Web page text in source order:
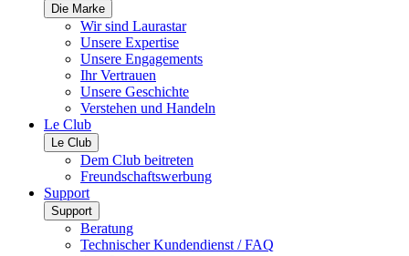
Die Marke
Wir sind Laurastar
Unsere Expertise
Unsere Engagements
Ihr Vertrauen
Unsere Geschichte
Verstehen und Handeln
Le Club
Le Club
Dem Club beitreten
Freundschaftswerbung
Support
Support
Beratung
Technischer Kundendienst / FAQ